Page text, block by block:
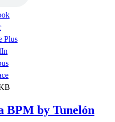
BPM by Tunelón